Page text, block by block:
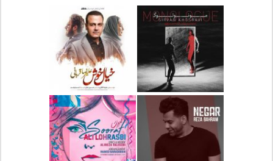
دانلود آلبوم جدید سیروان
خسروی بنام مونولوگ
دانلود آهنگ جدید علیرضا
قربانی بنام خیال خوش